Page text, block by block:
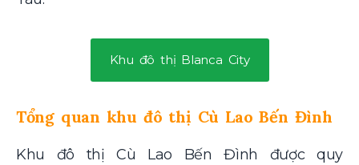
Khu đô thị Blanca City
Tổng quan khu đô thị Cù Lao Bến Đình
Khu đô thị Cù Lao Bến Đình được quy